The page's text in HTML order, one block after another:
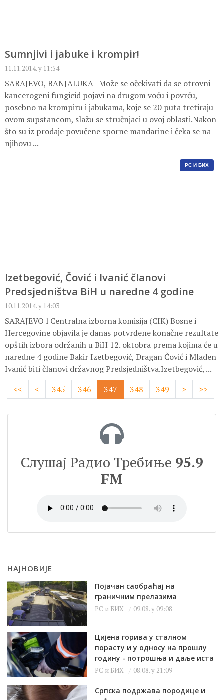
Sumnjivi i jabuke i krompir!
11.11.2014. у 11:54
SARAJEVO, BANJALUKA | Može se očekivati da se otrovni
kancerogeni fungicid pojavi na drugom voću i povrću,
posebno na krompiru i jabukama, koje se 20 puta tretiraju
ovom supstancom, slažu se stručnjaci u ovoj oblasti.Nakon
što su iz prodaje povučene sporne mandarine i čeka se na
njihovu ...
РС И БИХ
Izetbegović, Čović i Ivanić članovi
Predsjedništva BiH u naredne 4 godine
10.11.2014. у 14:03
SARAJEVO l Centralna izborna komisija (CIK) Bosne i
Hercegovine objavila je danas potvrđene konačne rezultate
opštih izbora održanih u BiH 12. oktobra prema kojima će u
naredne 4 godine Bakir Izetbegović, Dragan Čović i Mladen
Ivanić biti članovi državnog Predsjedništva.Izetbegović, ...
<<
< 345 346 347 348 349 > >>
Слушај Радио Требиње 95.9
FM
НАЈНОВИЈЕ
Појачан саобраћај на
граничним прелазима
РС и БИХ 09.08. у 09:08
Цијена горива у сталном
порасту и у односу на прошлу
годину - потрошња и даље иста
РС и БИХ 08.08. у 21:09
Српска подржава породице и